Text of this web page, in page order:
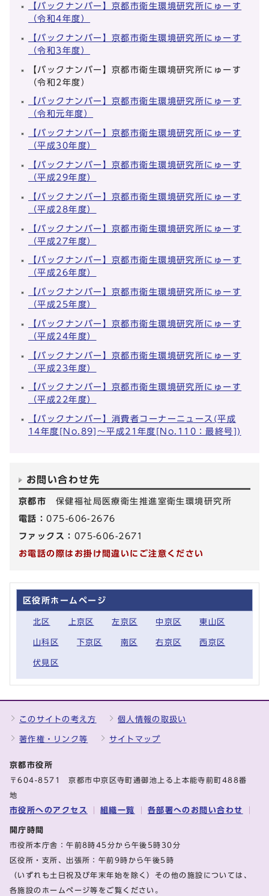
【バックナンバー】京都市衛生環境研究所にゅーす
（令和4年度）
【バックナンバー】京都市衛生環境研究所にゅーす
（令和3年度）
【バックナンバー】京都市衛生環境研究所にゅーす
（令和2年度）
【バックナンバー】京都市衛生環境研究所にゅーす
（令和元年度）
【バックナンバー】京都市衛生環境研究所にゅーす
（平成30年度）
【バックナンバー】京都市衛生環境研究所にゅーす
（平成29年度）
【バックナンバー】京都市衛生環境研究所にゅーす
（平成28年度）
【バックナンバー】京都市衛生環境研究所にゅーす
（平成27年度）
【バックナンバー】京都市衛生環境研究所にゅーす
（平成26年度）
【バックナンバー】京都市衛生環境研究所にゅーす
（平成25年度）
【バックナンバー】京都市衛生環境研究所にゅーす
（平成24年度）
【バックナンバー】京都市衛生環境研究所にゅーす
（平成23年度）
【バックナンバー】京都市衛生環境研究所にゅーす
（平成22年度）
【バックナンバー】消費者コーナーニュース(平成
14年度[No.89]～平成21年度[No.110：最終号])
お問い合わせ先
京都市 保健福祉局医療衛生推進室衛生環境研究所
電話：075-606-2676
ファックス： 075-606-2671
お電話の際はお掛け間違いにご注意ください
区役所ホームページ
北区 上京区 左京区 中京区 東山区
山科区 下京区 南区 右京区 西京区
伏見区
このサイトの考え方 個人情報の取扱い
著作権・リンク等 サイトマップ
京都市役所
〒604-8571 京都市中京区寺町通御池上る上本能寺前町488番
地
市役所へのアクセス 組織一覧 各部署へのお問い合わせ
開庁時間
市役所本庁舎：午前8時45分から午後5時30分
区役所・支所、出張所：午前9時から午後5時
（いずれも土日祝及び年末年始を除く）その他の施設については、
各施設のホームページ等をご覧ください。